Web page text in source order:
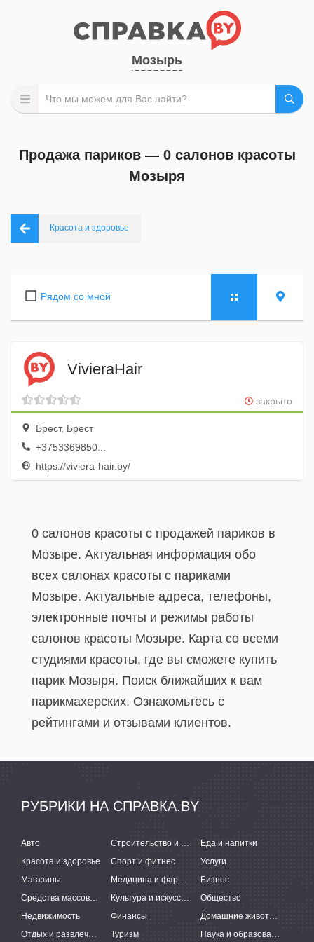
Мозырь
Продажа париков — 0 салонов красоты
Мозыря
Красота и здоровье
Рядом со мной
VivieraHair
закрыто
Брест, Брест
+3753369850...
https://viviera-hair.by/
0 салонов красоты с продажей париков в
Мозыре. Актуальная информация обо
всех салонах красоты с париками
Мозыре. Актуальные адреса, телефоны,
электронные почты и режимы работы
салонов красоты Мозыре. Карта со всеми
студиями красоты, где вы сможете купить
парик Мозыря. Поиск ближайших к вам
парикмахерских. Ознакомьтесь с
рейтингами и отзывами клиентов.
РУБРИКИ НА СПРАВКА.BY
Авто Строительство и ремонт
Еда и напитки
Красота и здоровье
Спорт и фитнес
Услуги
Магазины
Медицина и фармацевтика
Бизнес
Средства массовой информации
Культура и искусство
Общество
Недвижимость
Финансы
Домашние животные
Отдых и развлечения
Туризм Наука и образование